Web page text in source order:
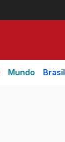
Mundo Brasil